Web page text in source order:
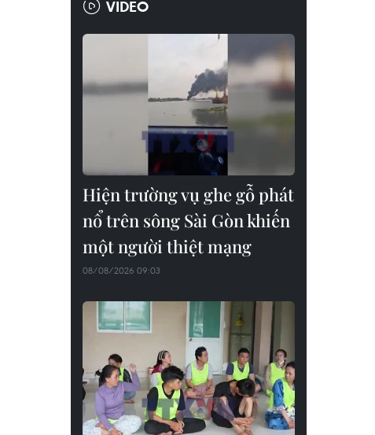
VIDEO
Hiện trường vụ ghe gỗ phát
nổ trên sông Sài Gòn khiến
một người thiệt mạng
08/08/2026 09:03